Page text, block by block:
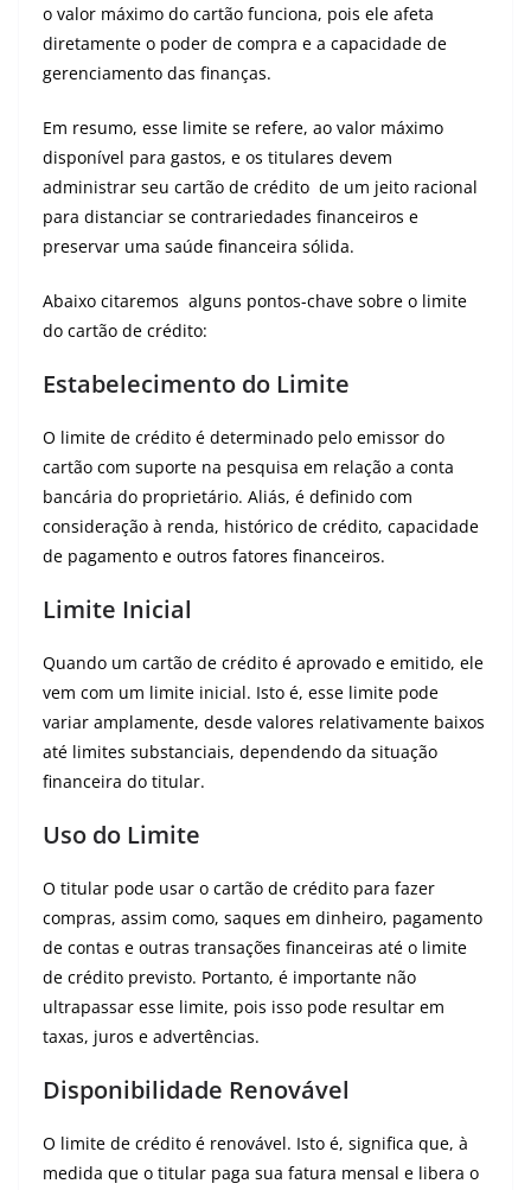
o valor máximo do cartão funciona, pois ele afeta
diretamente o poder de compra e a capacidade de
gerenciamento das finanças.
Em resumo, esse limite se refere, ao valor máximo
disponível para gastos, e os titulares devem
administrar seu cartão de crédito de um jeito racional
para distanciar se contrariedades financeiros e
preservar uma saúde financeira sólida.
Abaixo citaremos alguns pontos-chave sobre o limite
do cartão de crédito:
Estabelecimento do Limite
O limite de crédito é determinado pelo emissor do
cartão com suporte na pesquisa em relação a conta
bancária do proprietário. Aliás, é definido com
consideração à renda, histórico de crédito, capacidade
de pagamento e outros fatores financeiros.
Limite Inicial
Quando um cartão de crédito é aprovado e emitido, ele
vem com um limite inicial. Isto é, esse limite pode
variar amplamente, desde valores relativamente baixos
até limites substanciais, dependendo da situação
financeira do titular.
Uso do Limite
O titular pode usar o cartão de crédito para fazer
compras, assim como, saques em dinheiro, pagamento
de contas e outras transações financeiras até o limite
de crédito previsto. Portanto, é importante não
ultrapassar esse limite, pois isso pode resultar em
taxas, juros e advertências.
Disponibilidade Renovável
O limite de crédito é renovável. Isto é, significa que, à
medida que o titular paga sua fatura mensal e libera o